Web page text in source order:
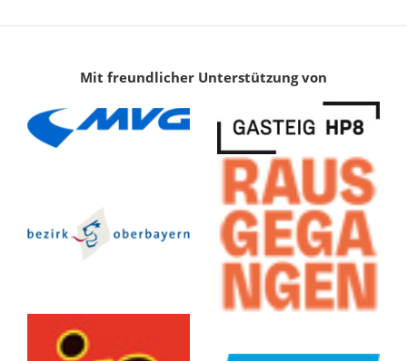
Mit freundlicher Unterstützung von